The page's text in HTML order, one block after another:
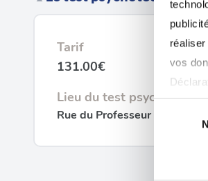
vos
Si
Tarif
131.00€
Lieu du test
Rue du Professeur Luc